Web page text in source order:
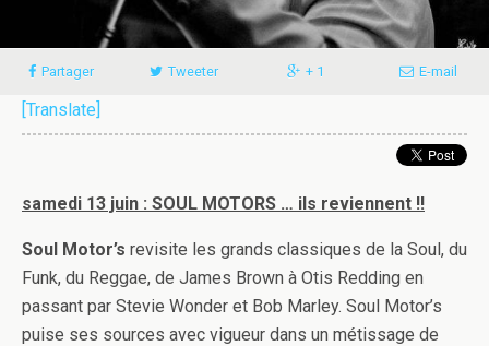
Partager Tweeter + 1 E-mail
[Translate]
samedi 13 juin : SOUL MOTORS … ils reviennent !!
Soul Motor’s revisite les grands classiques de la Soul, du
Funk, du Reggae, de James Brown à Otis Redding en
passant par Stevie Wonder et Bob Marley. Soul Motor’s
puise ses sources avec vigueur dans un métissage de